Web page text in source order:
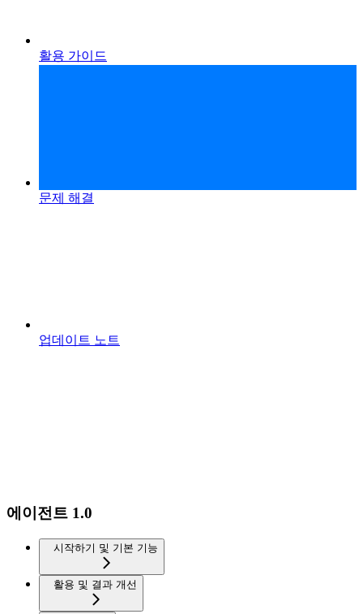
활용 가이드
문제 해결
업데이트 노트
에이전트 1.0
시작하기 및 기본 기능
활용 및 결과 개선